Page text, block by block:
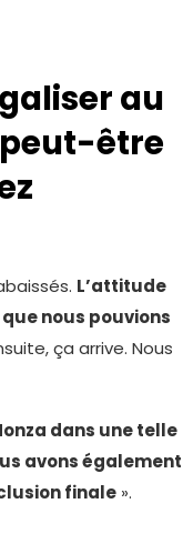
au
peut-être
L’attitude
nous pouvions
ça arrive. Nous
dans une telle
avons également
finale ».